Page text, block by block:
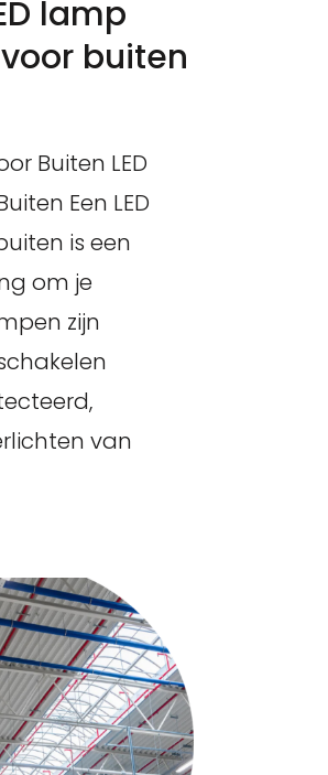
lamp
buiten
Buiten LED
Een LED
is een
om je
zijn
van